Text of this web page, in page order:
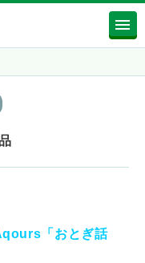
「おとぎ話